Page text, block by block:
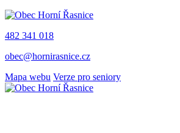
482 341 018
obec@hornirasnice.cz
Mapa webu Verze pro seniory